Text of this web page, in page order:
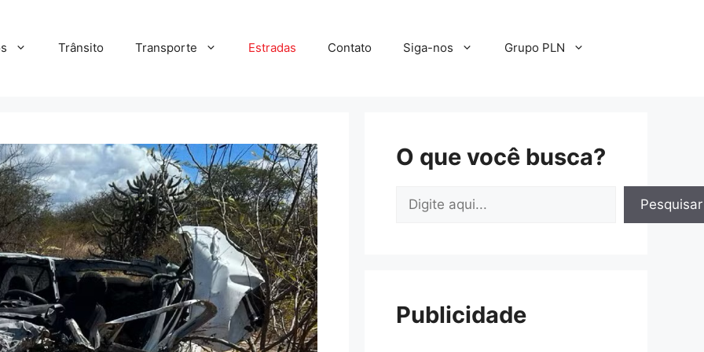
Trânsito Transporte Estradas Contato Siga-nos Grupo PLN
O que você busca?
Pesquisar
Publicidade